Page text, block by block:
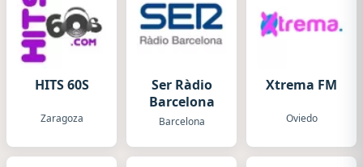
HITS 60S
Zaragoza
Ser Ràdio
Barcelona
Barcelona
Xtrema FM
Oviedo